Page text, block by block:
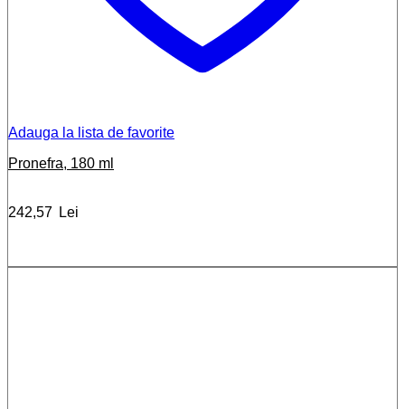
Adauga la lista de favorite
Pronefra, 180 ml
242,57 Lei